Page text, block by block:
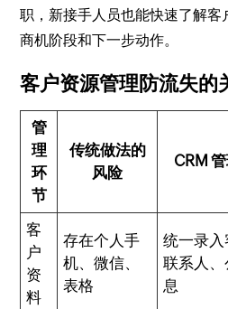
职，新接手人员也能快速了解
商机阶段和下一步动作。
客户资源管理防流失的
管
理
环
节
传统做法的
风险
CRM
客
户
资
料
存在个人手
机、微信、
表格
统一录入
联系人
息